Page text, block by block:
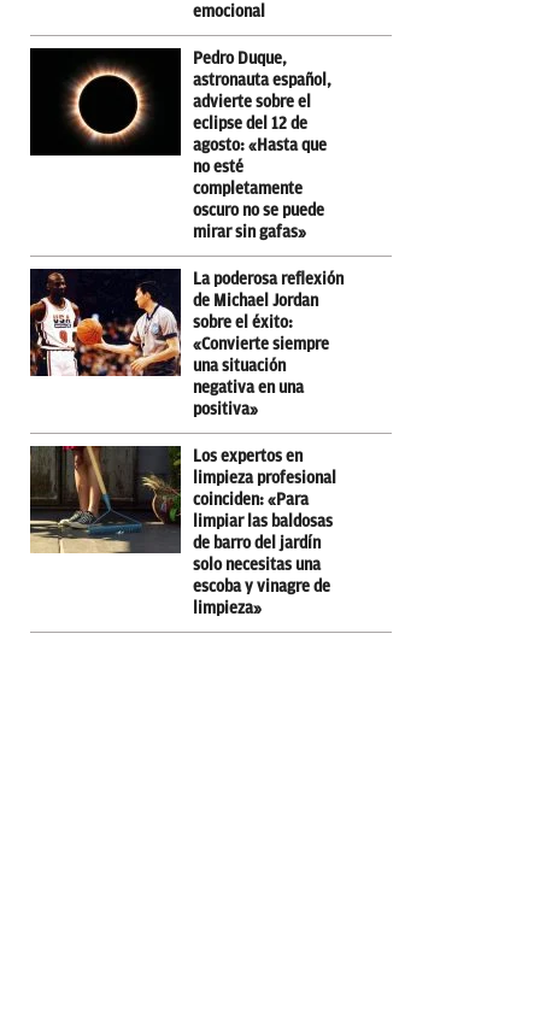
emocional
Pedro Duque,
astronauta español,
advierte sobre el
eclipse del 12 de
agosto: «Hasta que
no esté
completamente
oscuro no se puede
mirar sin gafas»
La poderosa reflexión
de Michael Jordan
sobre el éxito:
«Convierte siempre
una situación
negativa en una
positiva»
Los expertos en
limpieza profesional
coinciden: «Para
limpiar las baldosas
de barro del jardín
solo necesitas una
escoba y vinagre de
limpieza»